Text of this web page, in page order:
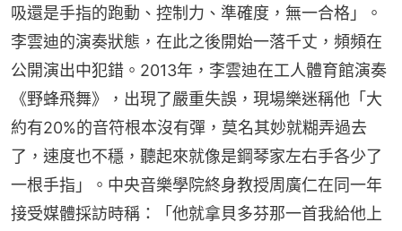
吸還是手指的跑動、控制力、準確度，無一合格」。
李雲迪的演奏狀態，在此之後開始一落千丈，頻頻在
公開演出中犯錯。2013年，李雲迪在工人體育館演奏
《野蜂飛舞》，出現了嚴重失誤，現場樂迷稱他「大
約有20%的音符根本沒有彈，莫名其妙就糊弄過去
了，速度也不穩，聽起來就像是鋼琴家左右手各少了
一根手指」。中央音樂學院終身教授周廣仁在同一年
接受媒體採訪時稱：「他就拿貝多芬那一首我給他上